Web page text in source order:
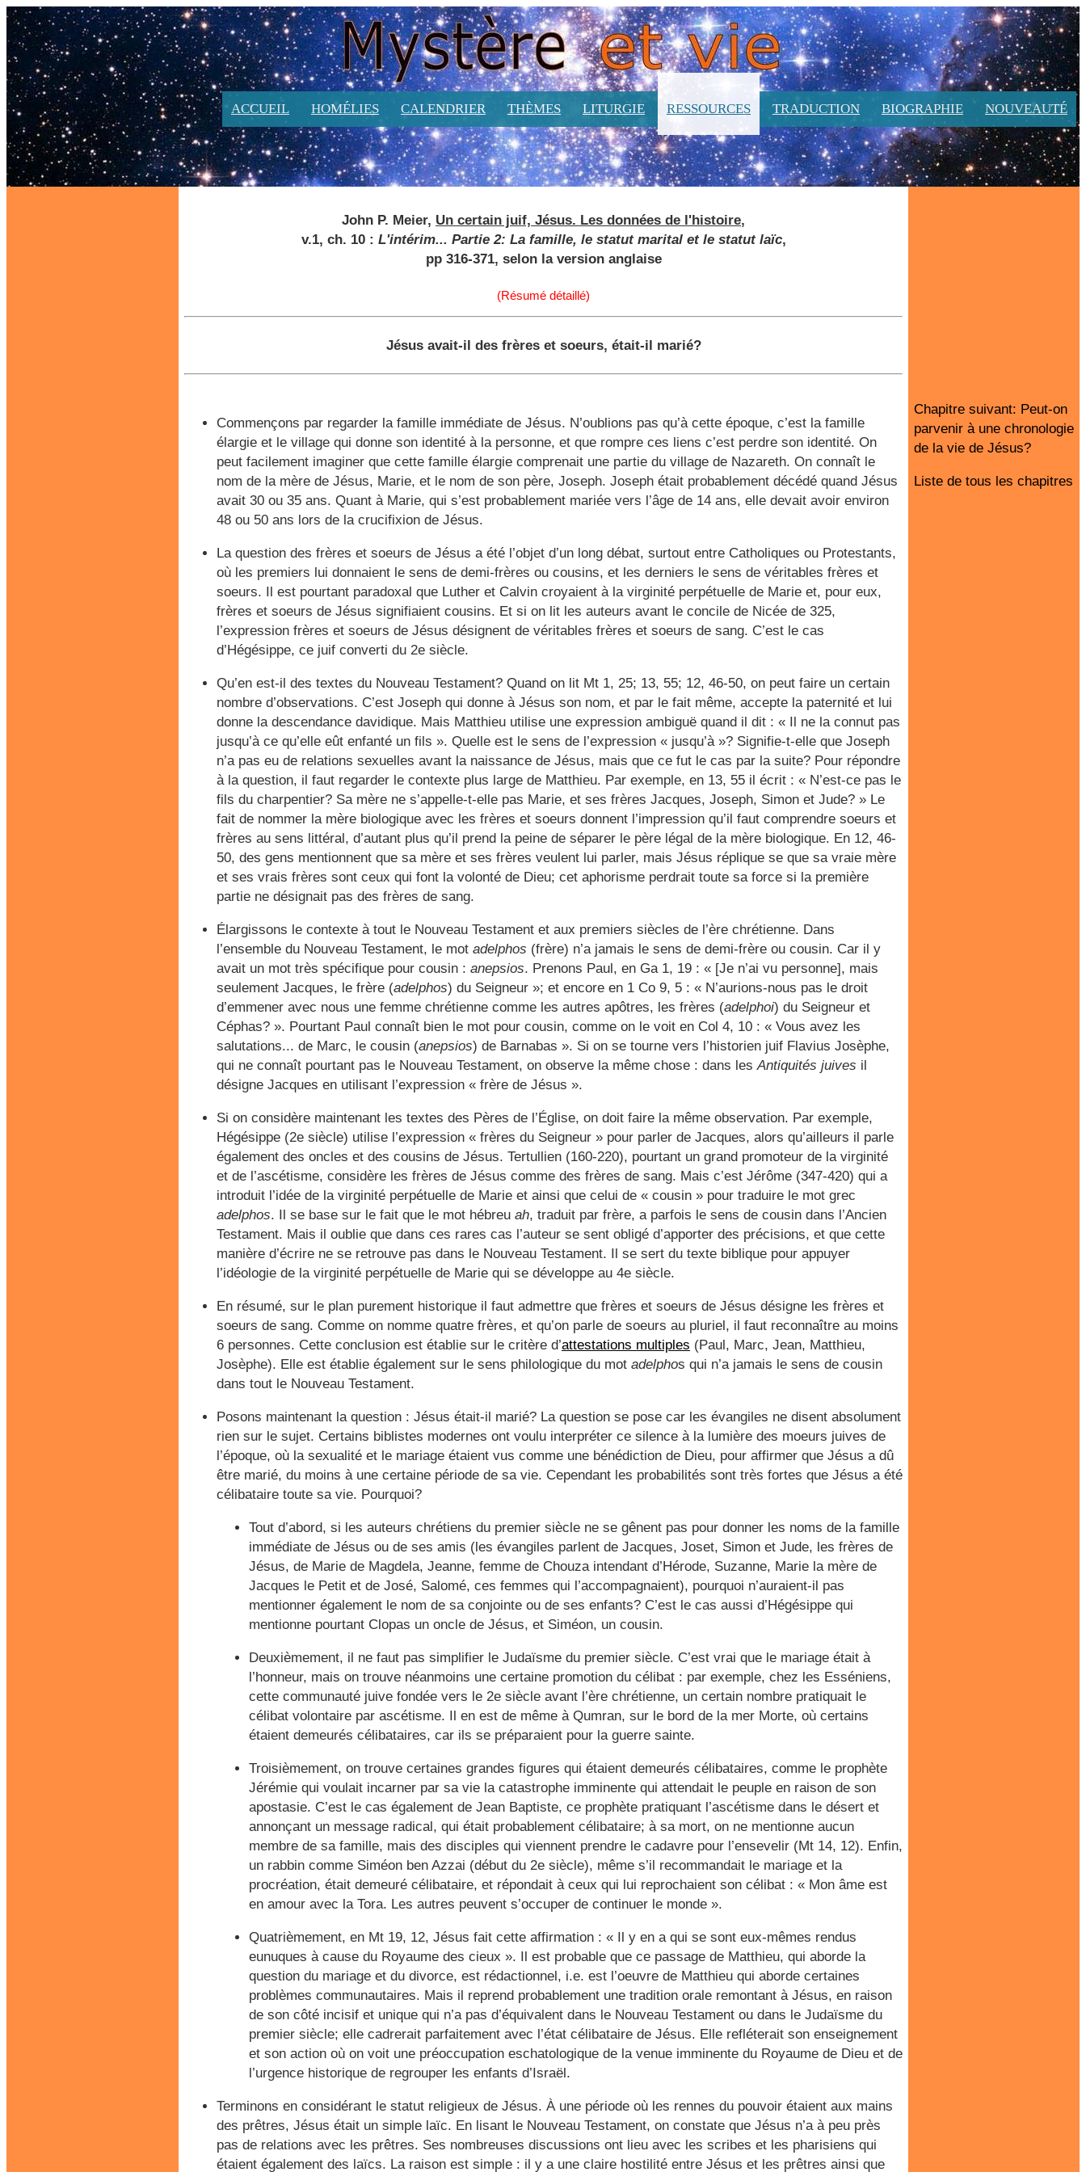
ACCUEIL HOMÉLIES CALENDRIER THÈMES LITURGIE RESSOURCES TRADUCTION BIOGRAPHIE NOUVEAUTÉ
John P. Meier, Un certain juif, Jésus. Les données de l'histoire,
v.1, ch. 10 : L'intérim... Partie 2: La famille, le statut marital et le statut laïc,
pp 316-371, selon la version anglaise
(Résumé détaillé)
Jésus avait-il des frères et soeurs, était-il marié?
Commençons par regarder la famille immédiate de Jésus. N’oublions pas qu’à cette époque, c’est la famille
élargie et le village qui donne son identité à la personne, et que rompre ces liens c’est perdre son identité. On
peut facilement imaginer que cette famille élargie comprenait une partie du village de Nazareth. On connaît le
nom de la mère de Jésus, Marie, et le nom de son père, Joseph. Joseph était probablement décédé quand Jésus
avait 30 ou 35 ans. Quant à Marie, qui s’est probablement mariée vers l’âge de 14 ans, elle devait avoir environ
48 ou 50 ans lors de la crucifixion de Jésus.
La question des frères et soeurs de Jésus a été l’objet d’un long débat, surtout entre Catholiques ou Protestants,
où les premiers lui donnaient le sens de demi-frères ou cousins, et les derniers le sens de véritables frères et
soeurs. Il est pourtant paradoxal que Luther et Calvin croyaient à la virginité perpétuelle de Marie et, pour eux,
frères et soeurs de Jésus signifiaient cousins. Et si on lit les auteurs avant le concile de Nicée de 325,
l’expression frères et soeurs de Jésus désignent de véritables frères et soeurs de sang. C’est le cas
d’Hégésippe, ce juif converti du 2e siècle.
Qu’en est-il des textes du Nouveau Testament? Quand on lit Mt 1, 25; 13, 55; 12, 46-50, on peut faire un certain
nombre d’observations. C’est Joseph qui donne à Jésus son nom, et par le fait même, accepte la paternité et lui
donne la descendance davidique. Mais Matthieu utilise une expression ambiguë quand il dit : « Il ne la connut pas
jusqu’à ce qu’elle eût enfanté un fils ». Quelle est le sens de l’expression « jusqu’à »? Signifie-t-elle que Joseph
n’a pas eu de relations sexuelles avant la naissance de Jésus, mais que ce fut le cas par la suite? Pour répondre
à la question, il faut regarder le contexte plus large de Matthieu. Par exemple, en 13, 55 il écrit : « N’est-ce pas le
fils du charpentier? Sa mère ne s’appelle-t-elle pas Marie, et ses frères Jacques, Joseph, Simon et Jude? » Le
fait de nommer la mère biologique avec les frères et soeurs donnent l’impression qu’il faut comprendre soeurs et
frères au sens littéral, d’autant plus qu’il prend la peine de séparer le père légal de la mère biologique. En 12, 46-
50, des gens mentionnent que sa mère et ses frères veulent lui parler, mais Jésus réplique se que sa vraie mère
et ses vrais frères sont ceux qui font la volonté de Dieu; cet aphorisme perdrait toute sa force si la première
partie ne désignait pas des frères de sang.
Élargissons le contexte à tout le Nouveau Testament et aux premiers siècles de l’ère chrétienne. Dans
l’ensemble du Nouveau Testament, le mot adelphos (frère) n’a jamais le sens de demi-frère ou cousin. Car il y
avait un mot très spécifique pour cousin : anepsios. Prenons Paul, en Ga 1, 19 : « [Je n’ai vu personne], mais
seulement Jacques, le frère (adelphos) du Seigneur »; et encore en 1 Co 9, 5 : « N’aurions-nous pas le droit
d’emmener avec nous une femme chrétienne comme les autres apôtres, les frères (adelphoi) du Seigneur et
Céphas? ». Pourtant Paul connaît bien le mot pour cousin, comme on le voit en Col 4, 10 : « Vous avez les
salutations... de Marc, le cousin (anepsios) de Barnabas ». Si on se tourne vers l’historien juif Flavius Josèphe,
qui ne connaît pourtant pas le Nouveau Testament, on observe la même chose : dans lesAntiquités juives il
désigne Jacques en utilisant l’expression « frère de Jésus ».
Si on considère maintenant les textes des Pères de l’Église, on doit faire la même observation. Par exemple,
Hégésippe (2e siècle) utilise l’expression « frères du Seigneur » pour parler de Jacques, alors qu’ailleurs il parle
également des oncles et des cousins de Jésus. Tertullien (160-220), pourtant un grand promoteur de la virginité
et de l’ascétisme, considère les frères de Jésus comme des frères de sang. Mais c’est Jérôme (347-420) qui a
introduit l’idée de la virginité perpétuelle de Marie et ainsi que celui de « cousin » pour traduire le mot grec
adelphos. Il se base sur le fait que le mot hébreu ah, traduit par frère, a parfois le sens de cousin dans l’Ancien
Testament. Mais il oublie que dans ces rares cas l’auteur se sent obligé d’apporter des précisions, et que cette
manière d’écrire ne se retrouve pas dans le Nouveau Testament. Il se sert du texte biblique pour appuyer
l’idéologie de la virginité perpétuelle de Marie qui se développe au 4e siècle.
En résumé, sur le plan purement historique il faut admettre que frères et soeurs de Jésus désigne les frères et
soeurs de sang. Comme on nomme quatre frères, et qu’on parle de soeurs au pluriel, il faut reconnaître au moins
6 personnes. Cette conclusion est établie sur le critère d’attestations multiples (Paul, Marc, Jean, Matthieu,
Josèphe). Elle est établie également sur le sens philologique du mot adelphos qui n’a jamais le sens de cousin
dans tout le Nouveau Testament.
Posons maintenant la question : Jésus était-il marié? La question se pose car les évangiles ne disent absolument
rien sur le sujet. Certains biblistes modernes ont voulu interpréter ce silence à la lumière des moeurs juives de
l’époque, où la sexualité et le mariage étaient vus comme une bénédiction de Dieu, pour affirmer que Jésus a dû
être marié, du moins à une certaine période de sa vie. Cependant les probabilités sont très fortes que Jésus a été
célibataire toute sa vie. Pourquoi?
Tout d’abord, si les auteurs chrétiens du premier siècle ne se gênent pas pour donner les noms de la famille
immédiate de Jésus ou de ses amis (les évangiles parlent de Jacques, Joset, Simon et Jude, les frères de
Jésus, de Marie de Magdela, Jeanne, femme de Chouza intendant d’Hérode, Suzanne, Marie la mère de
Jacques le Petit et de José, Salomé, ces femmes qui l’accompagnaient), pourquoi n’auraient-il pas
mentionner également le nom de sa conjointe ou de ses enfants? C’est le cas aussi d’Hégésippe qui
mentionne pourtant Clopas un oncle de Jésus, et Siméon, un cousin.
Deuxièmement, il ne faut pas simplifier le Judaïsme du premier siècle. C’est vrai que le mariage était à
l’honneur, mais on trouve néanmoins une certaine promotion du célibat : par exemple, chez les Esséniens,
cette communauté juive fondée vers le 2e siècle avant l’ère chrétienne, un certain nombre pratiquait le
célibat volontaire par ascétisme. Il en est de même à Qumran, sur le bord de la mer Morte, où certains
étaient demeurés célibataires, car ils se préparaient pour la guerre sainte.
Troisièmement, on trouve certaines grandes figures qui étaient demeurés célibataires, comme le prophète
Jérémie qui voulait incarner par sa vie la catastrophe imminente qui attendait le peuple en raison de son
apostasie. C’est le cas également de Jean Baptiste, ce prophète pratiquant l’ascétisme dans le désert et
annonçant un message radical, qui était probablement célibataire; à sa mort, on ne mentionne aucun
membre de sa famille, mais des disciples qui viennent prendre le cadavre pour l’ensevelir (Mt 14, 12). Enfin,
un rabbin comme Siméon ben Azzai (début du 2e siècle), même s’il recommandait le mariage et la
procréation, était demeuré célibataire, et répondait à ceux qui lui reprochaient son célibat : « Mon âme est
en amour avec la Tora. Les autres peuvent s’occuper de continuer le monde ».
Quatrièmement, en Mt 19, 12, Jésus fait cette affirmation : « Il y en a qui se sont eux-mêmes rendus
eunuques à cause du Royaume des cieux ». Il est probable que ce passage de Matthieu, qui aborde la
question du mariage et du divorce, est rédactionnel, i.e. est l’oeuvre de Matthieu qui aborde certaines
problèmes communautaires. Mais il reprend probablement une tradition orale remontant à Jésus, en raison
de son côté incisif et unique qui n’a pas d’équivalent dans le Nouveau Testament ou dans le Judaïsme du
premier siècle; elle cadrerait parfaitement avec l’état célibataire de Jésus. Elle refléterait son enseignement
et son action où on voit une préoccupation eschatologique de la venue imminente du Royaume de Dieu et de
l’urgence historique de regrouper les enfants d’Israël.
Terminons en considérant le statut religieux de Jésus. À une période où les rennes du pouvoir étaient aux mains
des prêtres, Jésus était un simple laïc. En lisant le Nouveau Testament, on constate que Jésus n’a à peu près
pas de relations avec les prêtres. Ses nombreuses discussions ont lieu avec les scribes et les pharisiens qui
étaient également des laïcs. La raison est simple : il y a une claire hostilité entre Jésus et les prêtres ainsi que
Chapitre suivant: Peut-on
parvenir à une chronologie
de la vie de Jésus?
Liste de tous les chapitres